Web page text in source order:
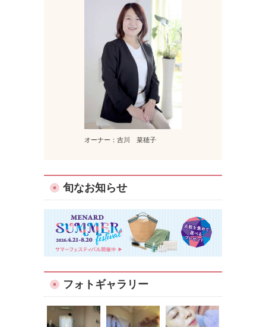
オーナー：吉川 菜穂子
旬なお知らせ
フォトギャラリー